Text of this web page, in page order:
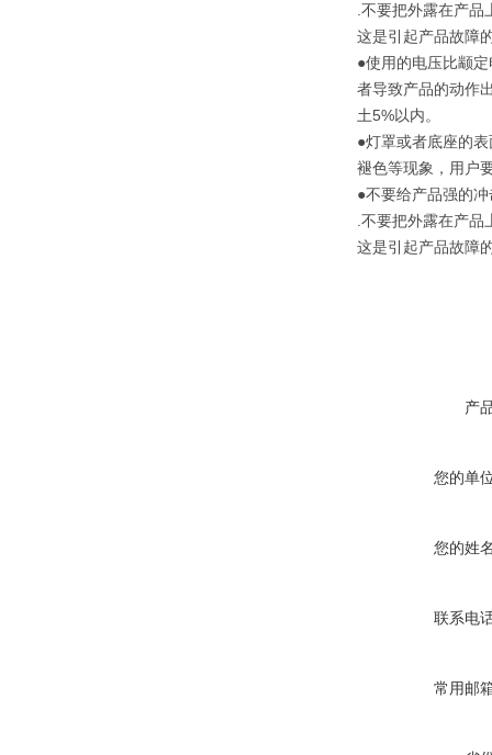
.不要把外露在产
这是引起产品故障
●使用的电压比颛
者导致产品的动作
土5%以内。
●灯罩或者底座的
褪色等现象，用户
●不要给产品强的
.不要把外露在产
这是引起产品故障
产
您的单
您的姓
联系电
常用邮